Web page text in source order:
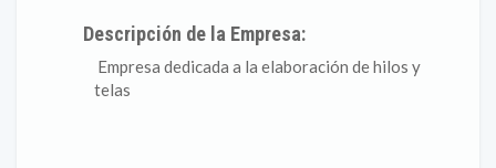
Descripción de la Empresa:
Empresa dedicada a la elaboración de hilos y
telas